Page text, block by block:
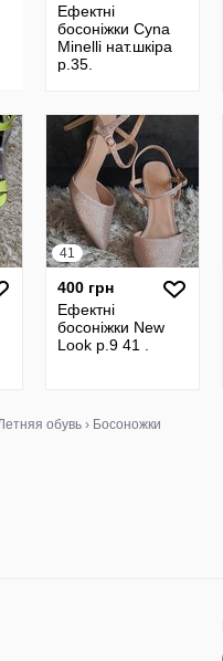
Ефектні
босоніжки Cyna
Minelli нат.шкіра
р.35.
41
400 грн
Ефектні
босоніжки New
Look р.9 41 .
обувь › Босоножки